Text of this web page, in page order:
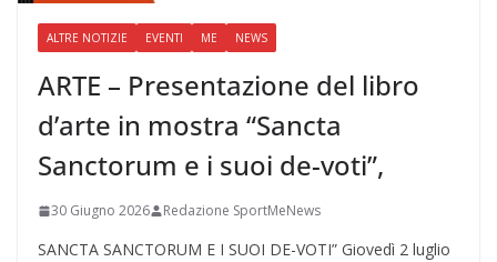
ALTRE NOTIZIE EVENTI ME NEWS
ARTE – Presentazione del libro
d’arte in mostra “Sancta
Sanctorum e i suoi de-voti”,
30 Giugno 2026 Redazione SportMeNews
SANCTA SANCTORUM E I SUOI DE-VOTI” Giovedì 2 luglio